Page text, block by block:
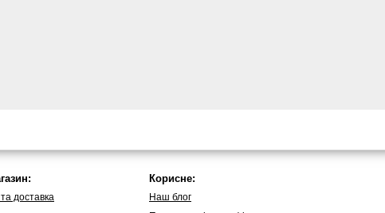
доставка
Корисне:
Наш блог